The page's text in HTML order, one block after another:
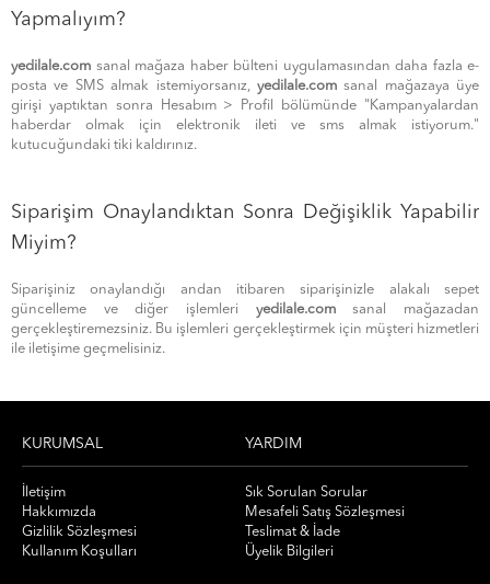
Yapmalıyım?
yedilale.com sanal mağaza haber bülteni uygulamasından daha fazla e-
posta ve SMS almak istemiyorsanız, yedilale.comsanal mağazaya üye
girişi yaptıktan sonra Hesabım > Profil bölümünde "Kampanyalardan
haberdar olmak için elektronik ileti ve sms almak istiyorum."
kutucuğundaki tiki kaldırınız.
Siparişim Onaylandıktan Sonra Değişiklik Yapabilir
Miyim?
Siparişiniz onaylandığı andan itibaren siparişinizle alakalı sepet
güncelleme ve diğer işlemleri yedilale.comsanal mağazadan
gerçekleştiremezsiniz. Bu işlemleri gerçekleştirmek için müşteri hizmetleri
ile iletişime geçmelisiniz.
KURUMSAL
İletişim
Hakkımızda
Gizlilik Sözleşmesi
Kullanım Koşulları
YARDIM
Sık Sorulan Sorular
Mesafeli Satış Sözleşmesi
Teslimat & İade
Üyelik Bilgileri